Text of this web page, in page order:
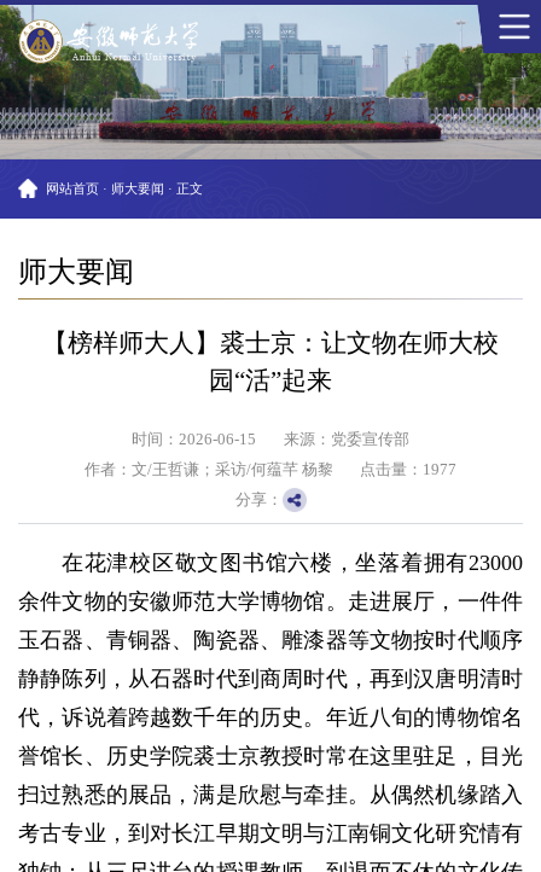
网站首页 · 师大要闻 · 正文
师大要闻
【榜样师大人】裘士京：让文物在师大校
园“活”起来
时间：2026-06-15
来源：党委宣传部
作者：文/王哲谦；采访/何蕴芊 杨黎
点击量： 1977
分享：
在花津校区敬文图书馆六楼，坐落着拥有23000
余件文物的安徽师范大学博物馆。走进展厅，一件件
玉石器、青铜器、陶瓷器、雕漆器等文物按时代顺序
静静陈列，从石器时代到商周时代，再到汉唐明清时
代，诉说着跨越数千年的历史。年近八旬的博物馆名
誉馆长、历史学院裘士京教授时常在这里驻足，目光
扫过熟悉的展品，满是欣慰与牵挂。从偶然机缘踏入
考古专业，到对长江早期文明与江南铜文化研究情有